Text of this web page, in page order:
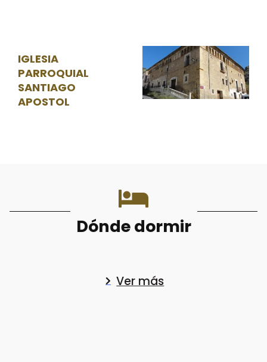
IGLESIA
PARROQUIAL
SANTIAGO
APOSTOL
Dónde dormir
Ver más